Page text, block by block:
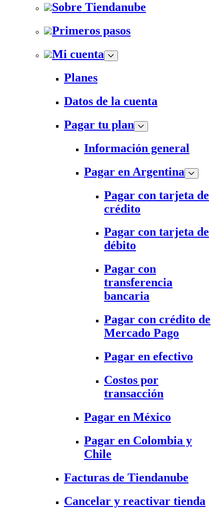
Sobre Tiendanube
Primeros pasos
Mi cuenta
Planes
Datos de la cuenta
Pagar tu plan
Información general
Pagar en Argentina
Pagar con tarjeta de
crédito
Pagar con tarjeta de
débito
Pagar con
transferencia
bancaria
Pagar con crédito de
Mercado Pago
Pagar en efectivo
Costos por
transacción
Pagar en México
Pagar en Colombia y
Chile
Facturas de Tiendanube
Cancelar y reactivar tienda